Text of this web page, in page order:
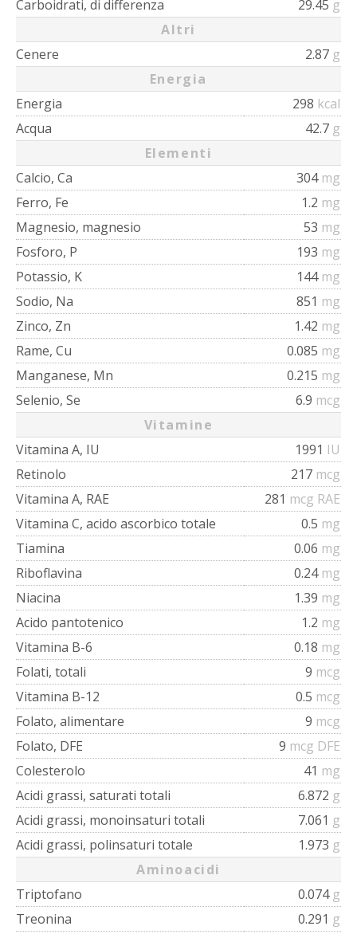
Carboidrati, di differenza 29.45 g
Altri
Cenere
2.87 g
Energia
Energia
298 kcal
Acqua
42.7 g
Elementi
Calcio, Ca
304 mg
Ferro, Fe
1.2 mg
Magnesio, magnesio
53 mg
Fosforo, P
193 mg
Potassio, K
144 mg
Sodio, Na
851 mg
Zinco, Zn
1.42 mg
Rame, Cu
0.085 mg
Manganese, Mn
0.215 mg
Selenio, Se
6.9 mcg
Vitamine
Vitamina A, IU
1991 IU
Retinolo
217 mcg
Vitamina A, RAE
281 mcg RAE
Vitamina C, acido ascorbico totale
0.5 mg
Tiamina
0.06 mg
Riboflavina
0.24 mg
Niacina
1.39 mg
Acido pantotenico
1.2 mg
Vitamina B-6
0.18 mg
Folati, totali
9 mcg
Vitamina B-12
0.5 mcg
Folato, alimentare
9 mcg
Folato, DFE
9 mcg DFE
Colesterolo
41 mg
Acidi grassi, saturati totali
6.872 g
Acidi grassi, monoinsaturi totali
7.061 g
Acidi grassi, polinsaturi totale
1.973 g
Aminoacidi
Triptofano
0.074 g
Treonina
0.291 g